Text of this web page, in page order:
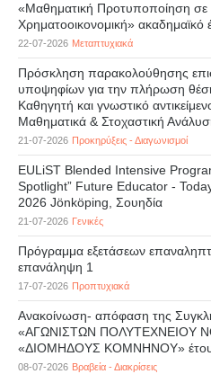
«Μαθηματική Προτυποποίηση σε
Χρηματοοικονομική» ακαδημαϊκό
22-07-2026 Μεταπτυχιακά
Πρόσκληση παρακολούθησης
υποψηφίων για την πλήρωση
Καθηγητή και γνωστικό
Μαθηματικά & Στοχαστική
21-07-2026 Προκηρύξεις - Διαγωνισμοί
EULiST Blended Intensive
Spotlight” Future Educator -
2026 Jönköping, Σουηδία
21-07-2026 Γενικές
Πρόγραμμα εξετάσεων
επανάληψη 1
17-07-2026 Προπτυχιακά
Ανακοίνωση- απόφαση της
«ΑΓΩΝΙΣΤΩΝ ΠΟΛΥΤΕΧΝΕΙΟΥ
«ΔΙΟΜΗΔΟΥΣ ΚΟΜΝΗΝΟΥ»
08-07-2026 Βραβεία - Διακρίσεις